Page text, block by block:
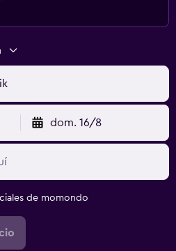
dom. 16/8
de momondo